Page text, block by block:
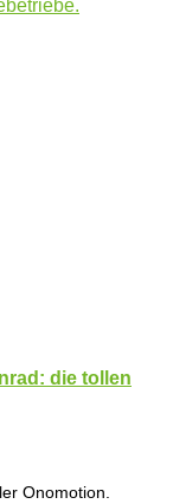
die tollen
Onomotion.